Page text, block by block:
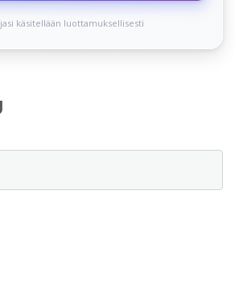
käsitellään luottamuksellisesti